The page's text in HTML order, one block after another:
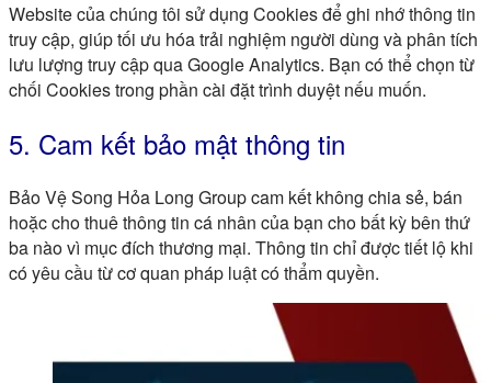
Website của chúng tôi sử dụng Cookies để ghi nhớ thông tin
truy cập, giúp tối ưu hóa trải nghiệm người dùng và phân tích
lưu lượng truy cập qua Google Analytics. Bạn có thể chọn từ
chối Cookies trong phần cài đặt trình duyệt nếu muốn.
5. Cam kết bảo mật thông tin
Bảo Vệ Song Hỏa Long Groupcam kết không chia sẻ, bán
hoặc cho thuê thông tin cá nhân của bạn cho bất kỳ bên thứ
ba nào vì mục đích thương mại. Thông tin chỉ được tiết lộ khi
có yêu cầu từ cơ quan pháp luật có thẩm quyền.